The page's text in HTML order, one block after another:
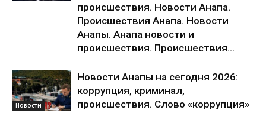
происшествия. Новости Анапа.
Происшествия Анапа. Новости
Анапы. Анапа новости и
происшествия. Происшествия...
Новости
Новости Анапы на сегодня 2026:
коррупция, криминал,
происшествия. Слово «коррупция»